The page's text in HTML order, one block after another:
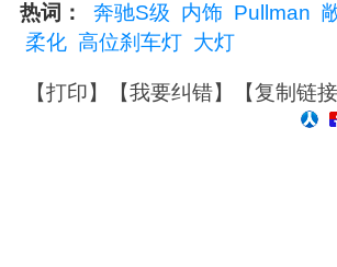
热词： 奔驰S级 内饰 Pullman
柔化 高位刹车灯 大灯
【打印】【我要纠错】【复制链接